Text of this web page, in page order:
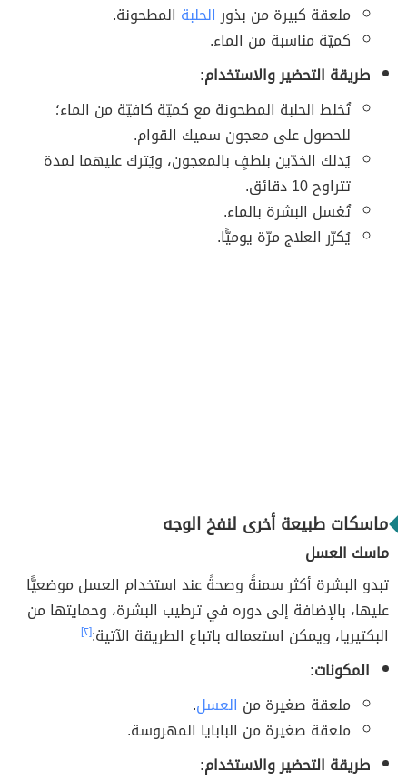
ملعقة كبيرة من بذورالحلبة المطحونة.
كميّة مناسبة من الماء.
طريقة التحضير والاستخدام:
تُخلط الحلبة المطحونة مع كميّة كافيّة من الماء؛
للحصول على معجون سميك القوام.
يُدلك الخدّين بلطفٍ بالمعجون، ويُترك عليهما لمدة
تتراوح 10 دقائق.
تُغسل البشرة بالماء.
يُكرّر العلاج مرّة يوميًّا.
ماسكات طبيعة أخرى لنفخ الوجه
ماسك العسل
تبدو البشرة أكثر سمنةً وصحةً عند استخدام العسل موضعيًّا
عليها، بالإضافة إلى دوره في ترطيب البشرة، وحمايتها من
البكتيريا، ويمكن استعماله باتباع الطريقة الآتية:[٢]
المكونات:
ملعقة صغيرة من العسل.
ملعقة صغيرة من البابايا المهروسة.
طريقة التحضير والاستخدام: